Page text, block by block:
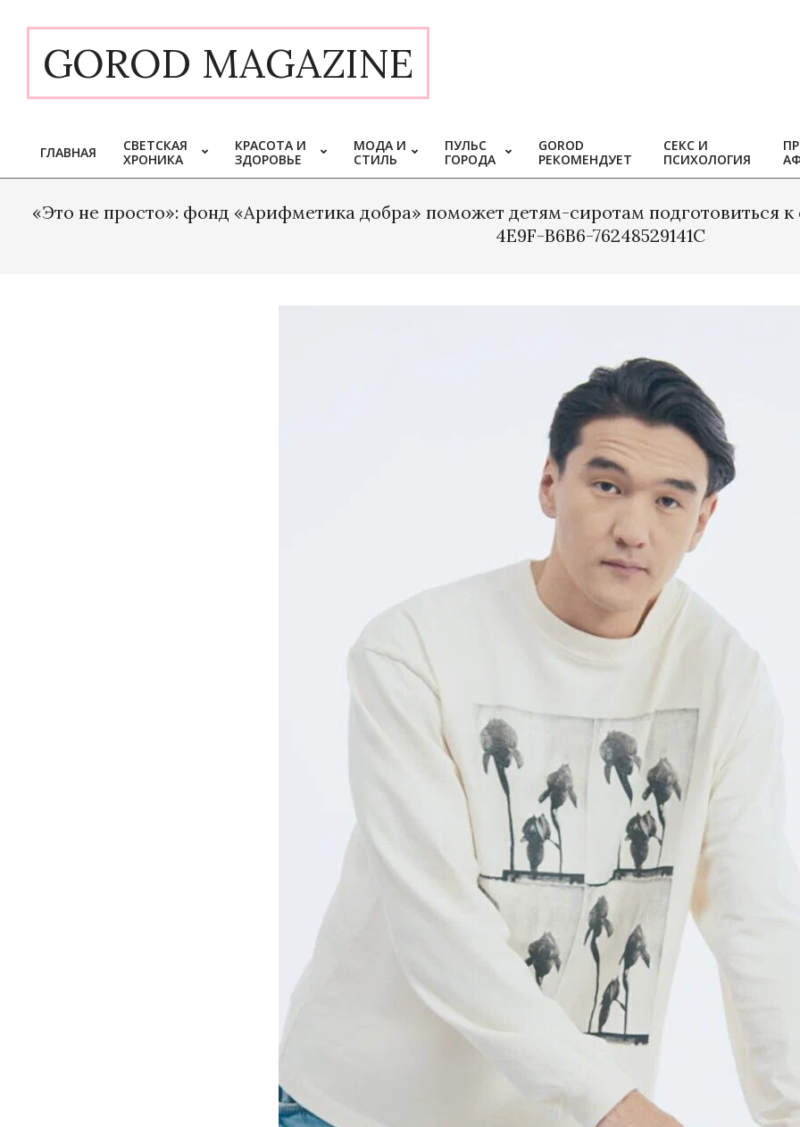
contentGOROD MAGAZINE
Primary
Navigation
Menu
ГЛАВНАЯ
СВЕТСКАЯ
ХРОНИКА
КРАСОТА И
ЗДОРОВЬЕ
МОДА И
СТИЛЬ
ПУЛЬС
ГОРОДА
GOROD
РЕКОМЕНДУЕТ
СЕКС И
ПСИХОЛОГИЯ
«Это не просто»: фонд «Арифметика добра» поможет детям-сиротам подготовиться
4E9F-B6B6-76248529141C